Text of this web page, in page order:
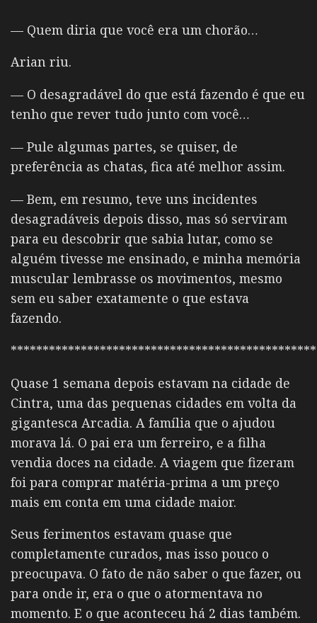
— Quem diria que você era um chorão…
Arian riu.
— O desagradável do que está fazendo é que eu
tenho que rever tudo junto com você…
— Pule algumas partes, se quiser, de
preferência as chatas, fica até melhor assim.
— Bem, em resumo, teve uns incidentes
desagradáveis depois disso, mas só serviram
para eu descobrir que sabia lutar, como se
alguém tivesse me ensinado, e minha memória
muscular lembrasse os movimentos, mesmo
sem eu saber exatamente o que estava
fazendo.
Quase 1 semana depois estavam na cidade de
Cintra, uma das pequenas cidades em volta da
gigantesca Arcadia. A família que o ajudou
morava lá. O pai era um ferreiro, e a filha
vendia doces na cidade. A viagem que fizeram
foi para comprar matéria-prima a um preço
mais em conta em uma cidade maior.
Seus ferimentos estavam quase que
completamente curados, mas isso pouco o
preocupava. O fato de não saber o que fazer, ou
para onde ir, era o que o atormentava no
momento. E o que aconteceu há 2 dias também.